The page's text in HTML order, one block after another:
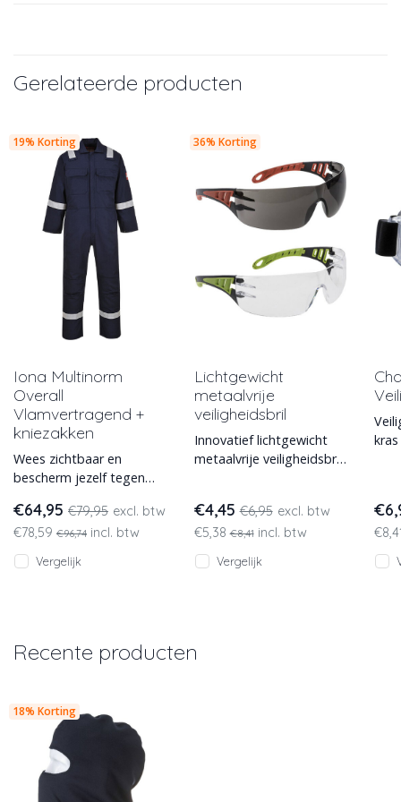
Gerelateerde producten
19% Korting
Iona Multinorm
Overall
Vlamvertragend +
kniezakken
Wees zichtbaar en
bescherm jezelf tegen
spatten van je
werkomgeving. Geschikt v
€64,95 €79,95 excl. btw
€78,59 €96,74 incl. btw
Vergelijk
36% Korting
Lichtgewicht
metaalvrije
veiligheidsbril
Innovatief lichtgewicht
metaalvrije veiligheidsbril.
€4,45€6,95 excl. btw
€5,38€8,41incl. btw
Vergelijk
Recente producten
18% Korting